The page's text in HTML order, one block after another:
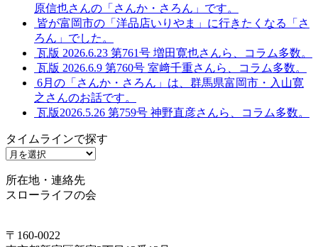
原信也さんの「さんか・さろん」です。
皆が富岡市の「洋品店いりやま」に行きたくなる「さ
ろん」でした。
瓦版 2026.6.23 第761号 増田寛也さんら、コラム多数。
瓦版 2026.6.9 第760号 室﨑千重さんら、コラム多数。
6月の「さんか・さろん」は、群馬県富岡市・入山寛
之さんのお話です。
瓦版2026.5.26 第759号 神野直彦さんら、コラム多数。
タイムラインで探す
タ
ム
ラ
で
所在地・連絡先
スローライフの会
〒160-0022